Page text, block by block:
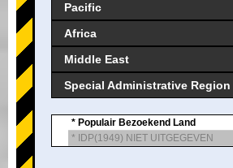
Pacific
Africa
Middle East
Special Administrative Region
* Populair Bezoekend Land
* IDP(1949) NIET UITGEGEVEN